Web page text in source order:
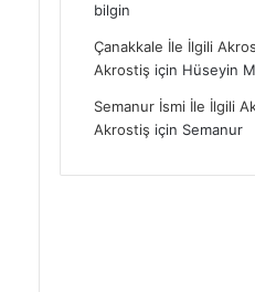
bilgin
Çanakkale İle İlgili
Akrostiş için Hüseyin
Semanur İsmi İle İlgili
Akrostiş için Semanur